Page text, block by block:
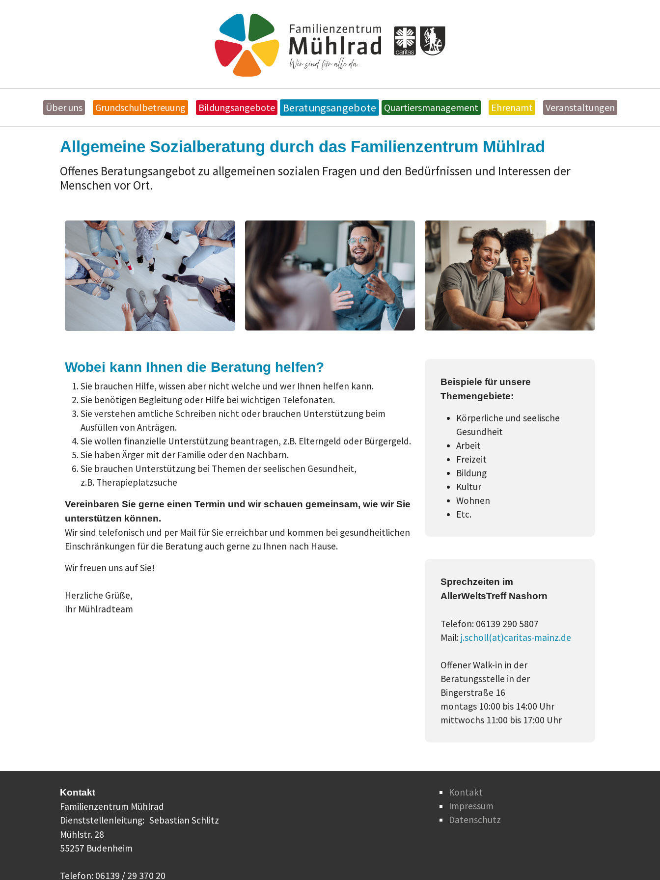
Zum Hauptinhalt springen
Über uns Grundschulbetreuung Bildungsangebote Beratungsangebote Quartiersmanagement Ehrenamt Veranstaltungen
Allgemeine Sozialberatung durch das Familienzentrum Mühlrad
Offenes Beratungsangebot zu allgemeinen sozialen Fragen und den Bedürfnissen und Interessen der
Menschen vor Ort.
Wobei kann Ihnen die Beratung helfen?
Sie brauchen Hilfe, wissen aber nicht welche und wer Ihnen helfen kann.
Sie benötigen Begleitung oder Hilfe bei wichtigen Telefonaten.
Sie verstehen amtliche Schreiben nicht oder brauchen Unterstützung beim
Ausfüllen von Anträgen.
Sie wollen finanzielle Unterstützung beantragen, z.B. Elterngeld oder Bürgergeld.
Sie haben Ärger mit der Familie oder den Nachbarn.
Sie brauchen Unterstützung bei Themen der seelischen Gesundheit,
z.B. Therapieplatzsuche
Vereinbaren Sie gerne einen Termin und wir schauen gemeinsam, wie wir Sie
unterstützen können.
Wir sind telefonisch und per Mail für Sie erreichbar und kommen bei gesundheitlichen
Einschränkungen für die Beratung auch gerne zu Ihnen nach Hause.
Wir freuen uns auf Sie!
Herzliche Grüße,
Ihr Mühlradteam
Beispiele für unsere
Themengebiete:
Körperliche und seelische
Gesundheit
Arbeit
Freizeit
Bildung
Kultur
Wohnen
Etc.
Sprechzeiten im
AllerWeltsTreff Nashorn
Telefon: 06139 290 5807
Mail: j.scholl(at)caritas-mainz.de
Offener Walk-in in der
Beratungsstelle in der
Bingerstraße 16
montags 10:00 bis 14:00 Uhr
mittwochs 11:00 bis 17:00 Uhr
Kontakt
Familienzentrum Mühlrad
Dienststellenleitung: Sebastian Schlitz
Mühlstr. 28
55257 Budenheim
Telefon: 06139 / 29 370 20
Kontakt
Impressum
Datenschutz